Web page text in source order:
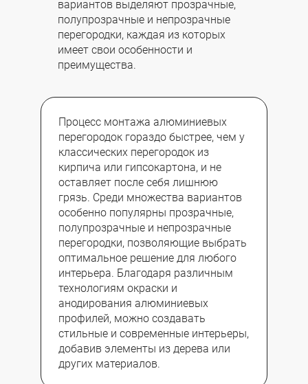
вариантов выделяют прозрачные,
полупрозрачные и непрозрачные
перегородки, каждая из которых
имеет свои особенности и
преимущества.
Процесс монтажа алюминиевых
перегородок гораздо быстрее, чем у
классических перегородок из
кирпича или гипсокартона, и не
оставляет после себя лишнюю
грязь. Среди множества вариантов
особенно популярны прозрачные,
полупрозрачные и непрозрачные
перегородки, позволяющие выбрать
оптимальное решение для любого
интерьера. Благодаря различным
технологиям окраски и
анодирования алюминиевых
профилей, можно создавать
стильные и современные интерьеры,
добавив элементы из дерева или
других материалов.